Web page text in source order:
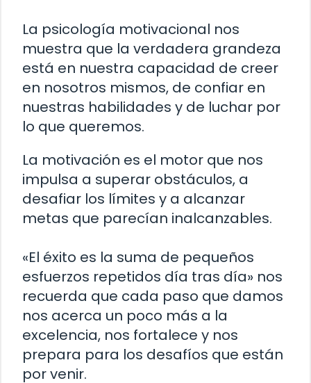
La psicología motivacional nos
muestra que la verdadera grandeza
está en nuestra capacidad de creer
en nosotros mismos, de confiar en
nuestras habilidades y de luchar por
lo que queremos.
La motivación es el motor que nos
impulsa a superar obstáculos, a
desafiar los límites y a alcanzar
metas que parecían inalcanzables.
«El éxito es la suma de pequeños
esfuerzos repetidos día tras día» nos
recuerda que cada paso que damos
nos acerca un poco más a la
excelencia, nos fortalece y nos
prepara para los desafíos que están
por venir.